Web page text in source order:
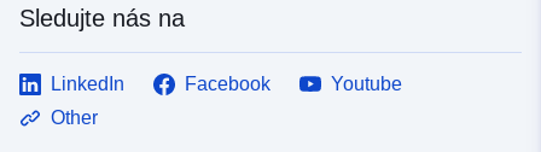
Sledujte nás na
LinkedIn Facebook
Youtube
Other